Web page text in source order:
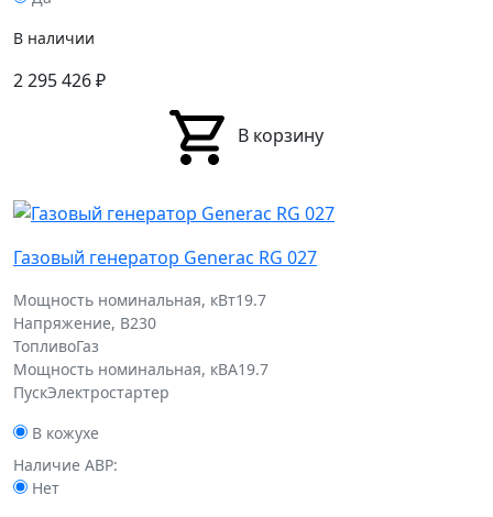
В наличии
2 295 426₽
В корзину
Газовый генератор Generac RG 027
Мощность номинальная, кВт19.7
Напряжение, В230
ТопливоГаз
Мощность номинальная, кВА19.7
ПускЭлектростартер
В кожухе
Наличие АВР:
Нет